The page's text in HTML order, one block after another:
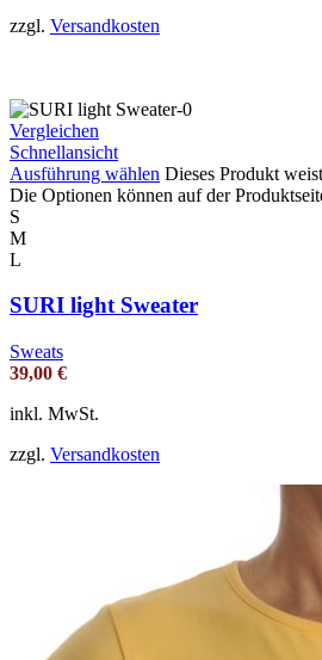
zzgl. Versandkosten
Vergleichen
Schnellansicht
Ausführung wählen Dieses Produkt
Die Optionen können auf der
S
M
L
SURI light Sweater
Sweats
39,00 €
inkl. MwSt.
zzgl. Versandkosten